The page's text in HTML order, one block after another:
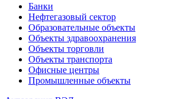
Банки
Нефтегазовый сектор
Образовательные объекты
Объекты здравоохранения
Объекты торговли
Объекты транспорта
Офисные центры
Промышленные объекты